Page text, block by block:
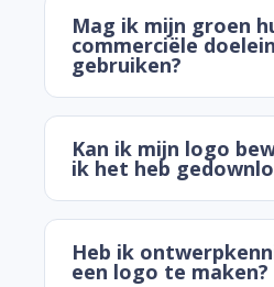
Mag ik mijn groen
commerciële
gebruiken?
Kan ik mijn logo
ik het heb
Heb ik
een logo te maken?